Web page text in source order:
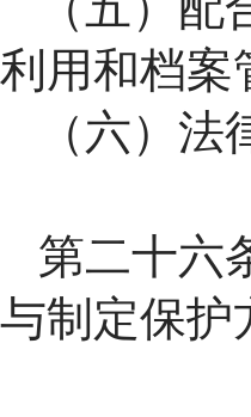
利用和档案
（六）
第二十六
与制定保护